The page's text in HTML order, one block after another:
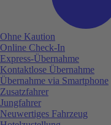
Ohne Kaution
Online Check-In
Express-Übernahme
Kontaktlose Übernahme
Übernahme via Smartphone
Zusatzfahrer
Jungfahrer
Neuwertiges Fahrzeug